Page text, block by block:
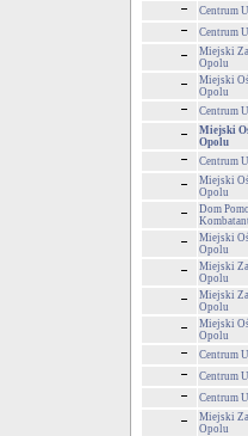
Centrum
Centrum
Miejski
Opolu
Miejski
Opolu
Centrum
Miejski
Opolu
Centrum
Miejski
Opolu
Dom
Miejski
Opolu
Miejski
Opolu
Miejski
Opolu
Miejski
Opolu
Centrum
Centrum
Centrum
Miejski
Opolu